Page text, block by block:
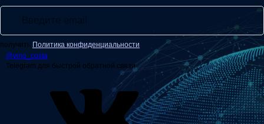
получить Политика конфиденциальности
@vino_costa
Telegram для быстрой обратной связи